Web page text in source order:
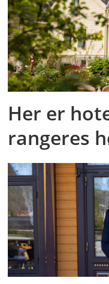
Her er
rangeres